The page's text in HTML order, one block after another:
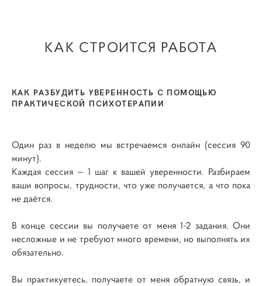
КАК СТРОИТСЯ РАБОТА
КАК РАЗБУДИТЬ УВЕРЕННОСТЬ С ПОМОЩЬЮ
ПРАКТИЧЕСКОЙ ПСИХОТЕРАПИИ
Один раз в неделю мы встречаемся онлайн (сессия 90
минут).
Каждая сессия — 1 шаг к вашей уверенности. Разбираем
ваши вопросы, трудности, что уже получается, а что пока
не даётся.
В конце сессии вы получаете от меня 1-2 задания. Они
несложные и не требуют много времени, но выполнять их
обязательно.
Вы практикуетесь, получаете от меня обратную связь, и